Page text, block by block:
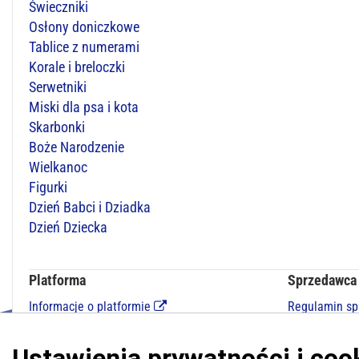
Świeczniki
Osłony doniczkowe
Tablice z numerami
Korale i breloczki
Serwetniki
Miski dla psa i kota
Skarbonki
Boże Narodzenie
Wielkanoc
Figurki
Dzień Babci i Dziadka
Dzień Dziecka
Platforma
Informacje o platformie
Polityka prywatności platformy
Sprzedawca
Regulamin
Kontakt